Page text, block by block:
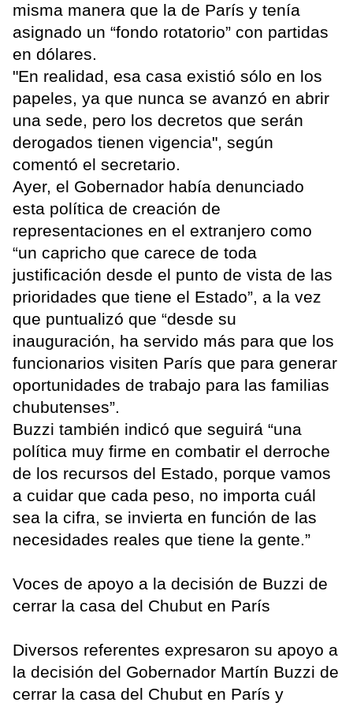
misma manera que la de París y tenía
asignado un “fondo rotatorio” con partidas
en dólares.
"En realidad, esa casa existió sólo en los
papeles, ya que nunca se avanzó en abrir
una sede, pero los decretos que serán
derogados tienen vigencia", según
comentó el secretario.
Ayer, el Gobernador había denunciado
esta política de creación de
representaciones en el extranjero como
“un capricho que carece de toda
justificación desde el punto de vista de las
prioridades que tiene el Estado”, a la vez
que puntualizó que “desde su
inauguración, ha servido más para que los
funcionarios visiten París que para generar
oportunidades de trabajo para las familias
chubutenses”.
Buzzi también indicó que seguirá “una
política muy firme en combatir el derroche
de los recursos del Estado, porque vamos
a cuidar que cada peso, no importa cuál
sea la cifra, se invierta en función de las
necesidades reales que tiene la gente.”
Voces de apoyo a la decisión de Buzzi de
cerrar la casa del Chubut en París
Diversos referentes expresaron su apoyo a
la decisión del Gobernador Martín Buzzi de
cerrar la casa del Chubut en París y